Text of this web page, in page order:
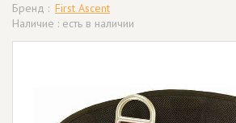
Бренд : First Ascent
Наличие : есть в наличии